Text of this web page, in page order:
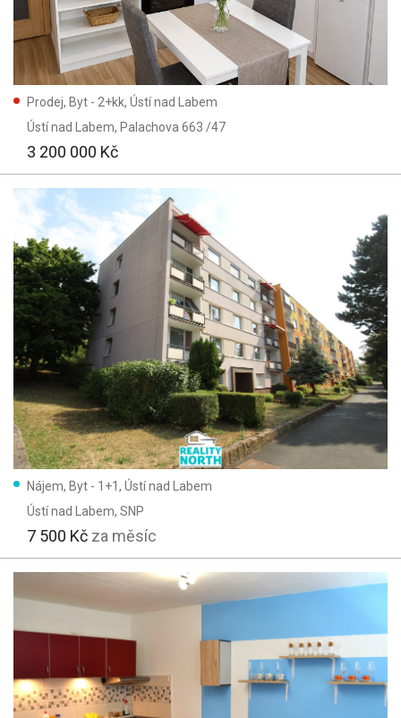
Prodej, Byt - 2+kk, Ústí nad Labem
Ústí nad Labem, Palachova 663 /47
3 200 000 Kč
Nájem, Byt - 1+1, Ústí nad Labem
Ústí nad Labem, SNP
7 500 Kč za měsíc